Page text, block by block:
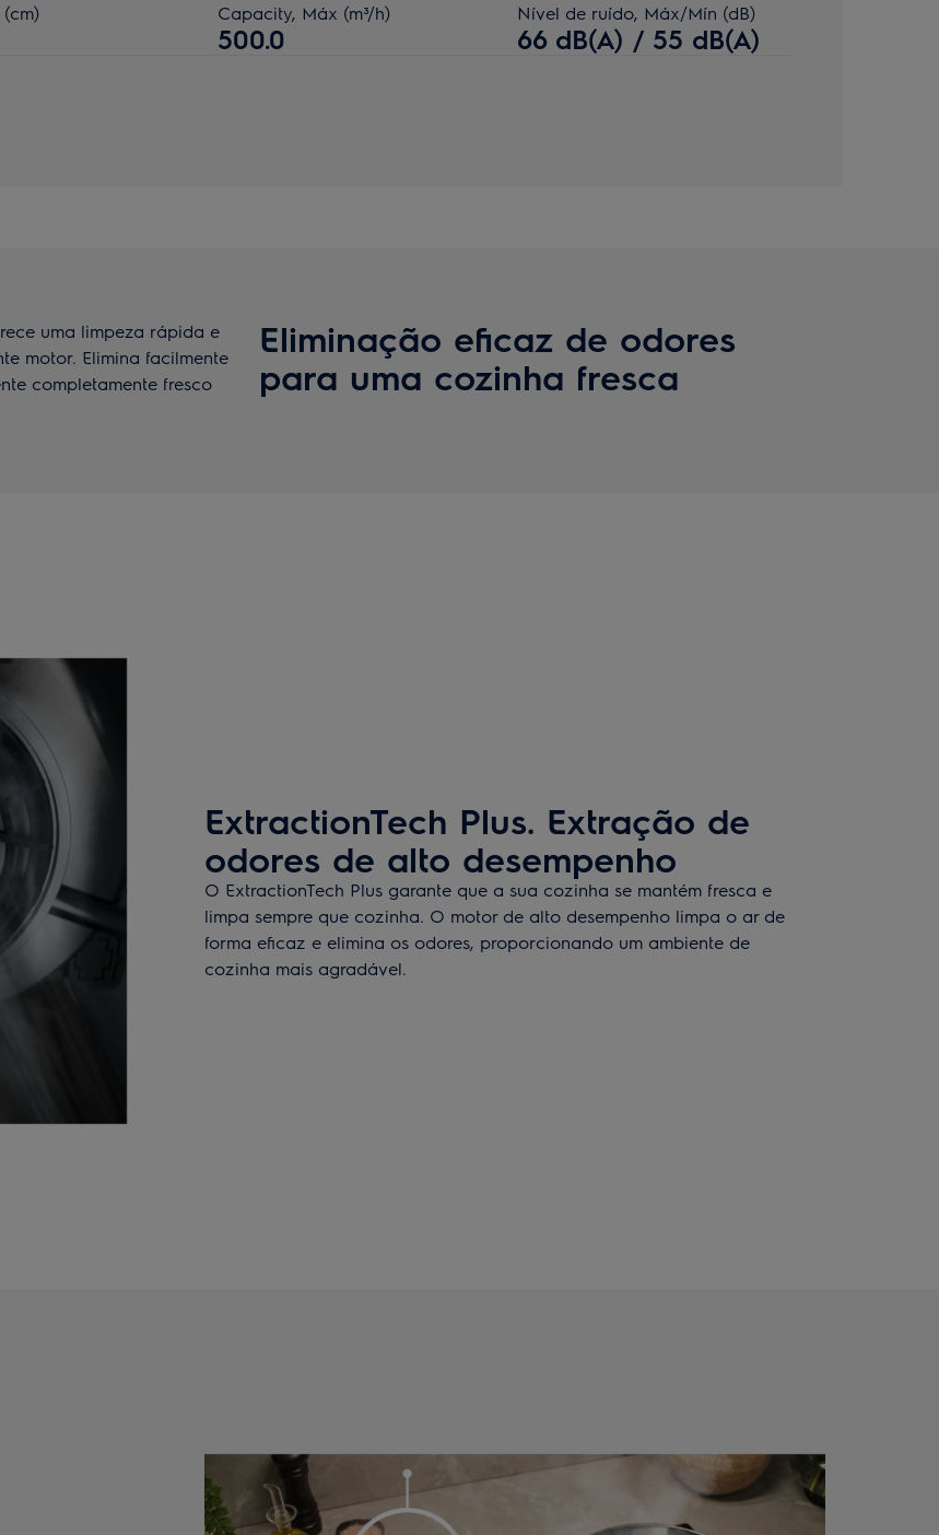
Capacity, Máx (m³/h)
500.0
Nível de ruído, Máx/Mín (dB)
66 dB(A) / 55 dB(A)
Eliminação eficaz de odores
para uma cozinha fresca
uma limpeza rápida e
motor. Elimina facilmente
completamente fresco
ExtractionTech Plus. Extração de
odores de alto desempenho
O ExtractionTech Plus garante que a sua cozinha se mantém fresca e
limpa sempre que cozinha. O motor de alto desempenho limpa o ar de
forma eficaz e elimina os odores, proporcionando um ambiente de
cozinha mais agradável.